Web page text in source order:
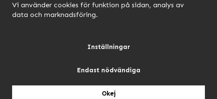
Facebook Lightforce Sweden
NORDIK AUTOMOTIVENORDIK HUNTNORDIK OUTDOOR
Vi använder cookies för funktion på sidan, analys av
data och marknadsföring.
Inställningar
Endast nödvändiga
Okej